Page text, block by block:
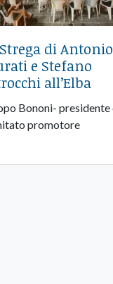
di Antonio
e Stefano
all’Elba
Bononi- presidente
promotore